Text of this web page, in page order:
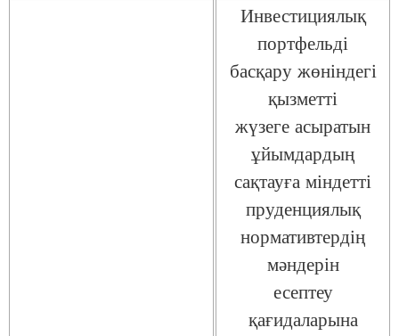
Инвестициялық
портфельді
басқару жөніндегі
қызметті
жүзеге асыратын
ұйымдардың
сақтауға міндетті
пруденциялық
нормативтердің
мәндерін
есептеу
қағидаларына